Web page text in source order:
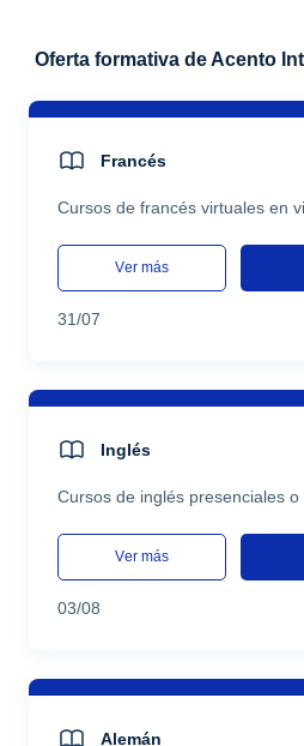
Oferta formativa de Acento
Francés
Cursos de francés virtuales en
ver más
31/07
Inglés
Cursos de inglés presenciales
ver más
03/08
Alemán